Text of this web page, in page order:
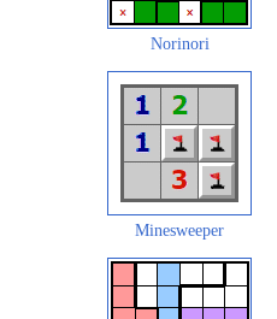
Norinori
Minesweeper